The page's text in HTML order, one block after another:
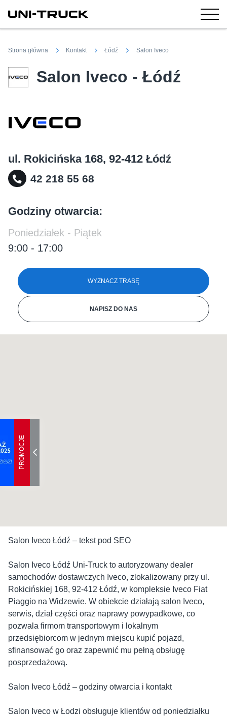
PROMOCJE
Strona główna Kontakt Łódź Salon Iveco
Salon Iveco - Łódź
ul. Rokicińska 168, 92-412 Łódź
42 218 55 68
Godziny otwarcia:
Poniedziałek - Piątek
9:00 - 17:00
WYZNACZ TRASĘ
NAPISZ DO NAS
Salon Iveco Łódź – tekst pod SEO
Salon Iveco Łódź Uni‑Truck to autoryzowany dealer
samochodów dostawczych Iveco, zlokalizowany przy ul.
Rokicińskiej 168, 92‑412 Łódź, w kompleksie Iveco Fiat
Piaggio na Widzewie. W obiekcie działają salon Iveco,
serwis, dział części oraz naprawy powypadkowe, co
pozwala firmom transportowym i lokalnym
przedsiębiorcom w jednym miejscu kupić pojazd,
sfinansować go oraz zapewnić mu pełną obsługę
posprzedażową.
Salon Iveco Łódź – godziny otwarcia i kontakt
Salon Iveco w Łodzi obsługuje klientów od poniedziałku